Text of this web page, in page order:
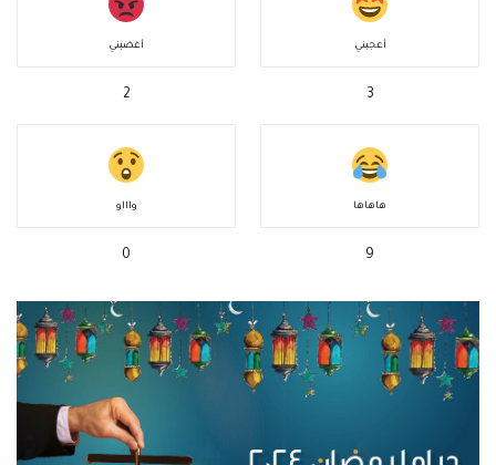
أعجبني
3
أغضبني
2
هاهاها
9
واااو
0